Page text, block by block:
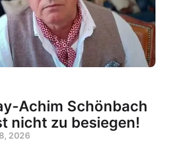
Achim Schönbach
nicht zu besiegen!
2026